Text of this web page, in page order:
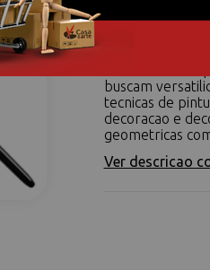
Pincel filbert
buscam
tecnicas de
decoracao e
geometricas
Ver descricao